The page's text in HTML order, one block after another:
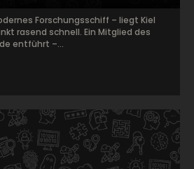
Forschungsschiff – liegt Kiel
rasend schnell. Ein Mitglied des
entführt –...